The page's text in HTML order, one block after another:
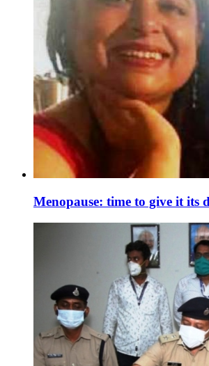
Menopause: time to give it its